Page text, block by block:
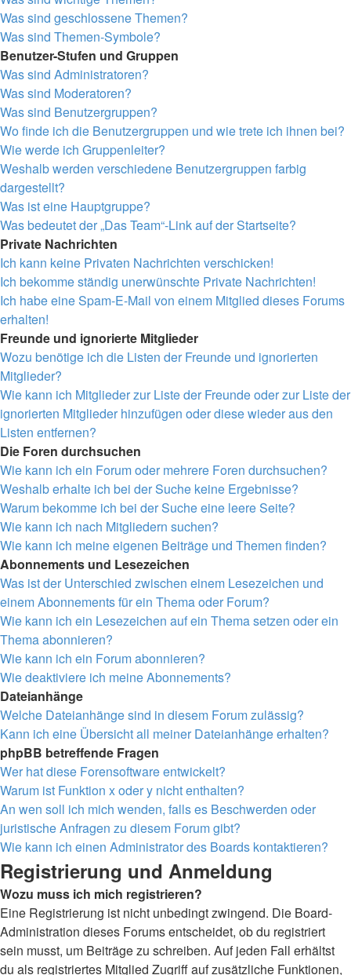
Was sind geschlossene Themen?
Was sind Themen-Symbole?
Benutzer-Stufen und Gruppen
Was sind Administratoren?
Was sind Moderatoren?
Was sind Benutzergruppen?
Wo finde ich die Benutzergruppen und wie trete ich ihnen bei?
Wie werde ich Gruppenleiter?
Weshalb werden verschiedene Benutzergruppen farbig
dargestellt?
Was ist eine Hauptgruppe?
Was bedeutet der „Das Team“-Link auf der Startseite?
Private Nachrichten
Ich kann keine Privaten Nachrichten verschicken!
Ich bekomme ständig unerwünschte Private Nachrichten!
Ich habe eine Spam-E-Mail von einem Mitglied dieses Forums
erhalten!
Freunde und ignorierte Mitglieder
Wozu benötige ich die Listen der Freunde und ignorierten
Mitglieder?
Wie kann ich Mitglieder zur Liste der Freunde oder zur Liste der
ignorierten Mitglieder hinzufügen oder diese wieder aus den
Listen entfernen?
Die Foren durchsuchen
Wie kann ich ein Forum oder mehrere Foren durchsuchen?
Weshalb erhalte ich bei der Suche keine Ergebnisse?
Warum bekomme ich bei der Suche eine leere Seite?
Wie kann ich nach Mitgliedern suchen?
Wie kann ich meine eigenen Beiträge und Themen finden?
Abonnements und Lesezeichen
Was ist der Unterschied zwischen einem Lesezeichen und
einem Abonnements für ein Thema oder Forum?
Wie kann ich ein Lesezeichen auf ein Thema setzen oder ein
Thema abonnieren?
Wie kann ich ein Forum abonnieren?
Wie deaktiviere ich meine Abonnements?
Dateianhänge
Welche Dateianhänge sind in diesem Forum zulässig?
Kann ich eine Übersicht all meiner Dateianhänge erhalten?
phpBB betreffende Fragen
Wer hat diese Forensoftware entwickelt?
Warum ist Funktion x oder y nicht enthalten?
An wen soll ich mich wenden, falls es Beschwerden oder
juristische Anfragen zu diesem Forum gibt?
Wie kann ich einen Administrator des Boards kontaktieren?
Registrierung und Anmeldung
Wozu muss ich mich registrieren?
Eine Registrierung ist nicht unbedingt zwingend. Die Board-
Administration dieses Forums entscheidet, ob du registriert
sein musst, um Beiträge zu schreiben. Auf jeden Fall erhältst
du als registriertes Mitglied Zugriff auf zusätzliche Funktionen,